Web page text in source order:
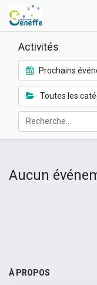
Activités
Prochains
Toutes les
Aucun
À PROPOS